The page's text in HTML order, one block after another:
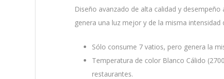
Diseño avanzado de alta calidad y
genera una luz mejor y de la misma
Sólo consume 7 vatios, pero genera la
Temperatura de color Blanco Cálido
restaurantes.